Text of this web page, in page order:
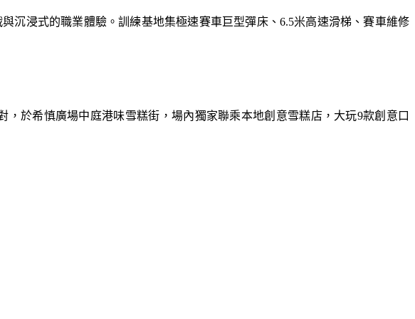
沉浸式的職業體驗。訓練基地集極速賽車巨型彈床、6.5米高速滑梯、賽車維修
於希慎廣場中庭港味雪糕街，場內獨家聯乘本地創意雪糕店，大玩9款創意口